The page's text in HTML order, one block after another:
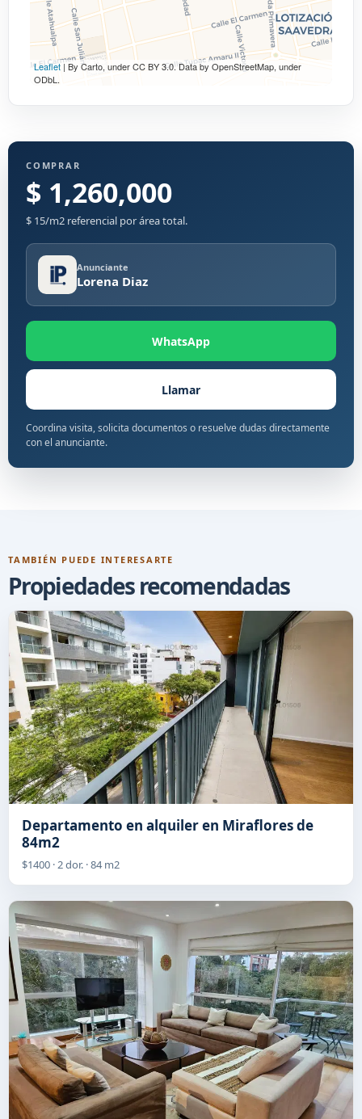
Leaflet| By Carto, under CC BY 3.0. Data by OpenStreetMap, under
ODbL.
COMPRAR
$ 1,260,000
$ 15/m2 referencial por área total.
Anunciante
Lorena Diaz
WhatsApp
Llamar
Coordina visita, solicita documentos o resuelve dudas directamente
con el anunciante.
TAMBIÉN PUEDE INTERESARTE
Propiedades recomendadas
Departamento en alquiler en Miraflores de
84m2
$1400 · 2 dor. · 84 m2